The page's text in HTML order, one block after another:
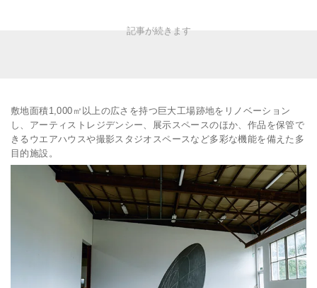
敷地面積1,000㎡以上の広さを持つ巨大工場跡地をリノベーション
し、アーティストレジデンシー、展示スペースのほか、作品を保管で
きるウエアハウスや撮影スタジオスペースなど多彩な機能を備えた多
目的施設。